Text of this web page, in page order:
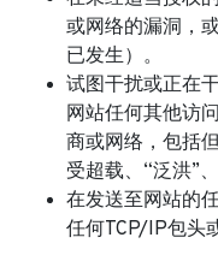
或网络的漏洞，
已发生）。
试图干扰或正在
网站任何其他访
商或网络，包括
受超载、“泛洪”
在发送至网站的
任何TCP/IP包头